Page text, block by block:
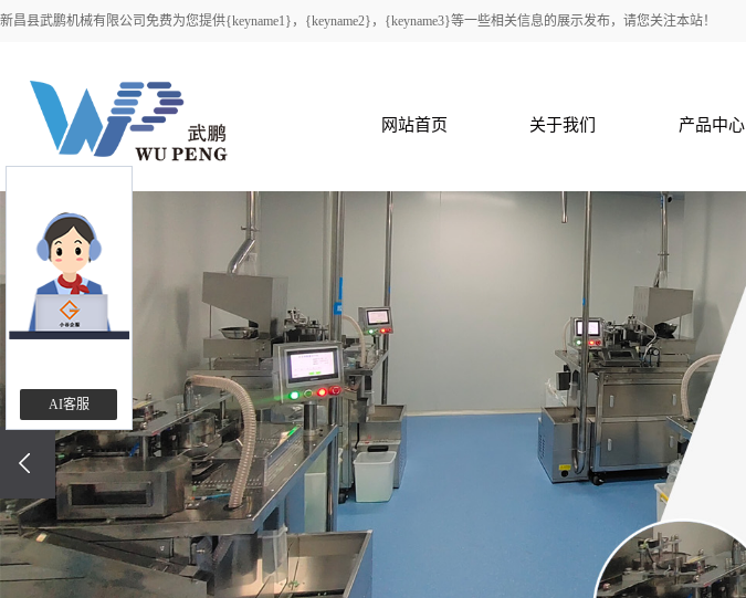
新昌县武鹏机械有限公司免费为您提供{keyname1} ，{keyname2}，{keyname3}等一些相关信息的展示发布，请您关注本站！
网站首页 关于我们 产品中心
AI客服